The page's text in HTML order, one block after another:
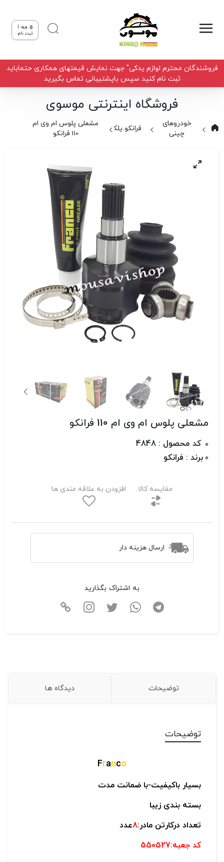
ورود |
ثبت نام
فروشندگان محترم لوازم یدکی" جهت نمایش قیمتهای همکاری حتماباید
ثبت نام کنید سپس باپشتیبانی تماس بگیرید
فروشگاه اینترنتی موسوی
خودروهای
چینی
فرانکو.یلکن
مشعلی پلوس ام وی ام
110 فرانکو
مشعلی پلوس ام وی ام 110 فرانکو
کد محصول : 4848
برند : فرانکو
مقایسه کالا افزودن به علاقه مندی ها
ارسال هزینه دار
به اشتراک بگذارید
توضیحات دیدگاه ها
توضیحات
Franco
بسیار باکیفیت-با ضمانت مدت
بسته بندی زیبا
تعداد درکارتن مادر:8عدد
کد جعبه:550527